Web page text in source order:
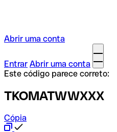
Abrir uma conta
Entrar Abrir uma conta
Este código parece correto:
TKOMATWWXXX
Cópia